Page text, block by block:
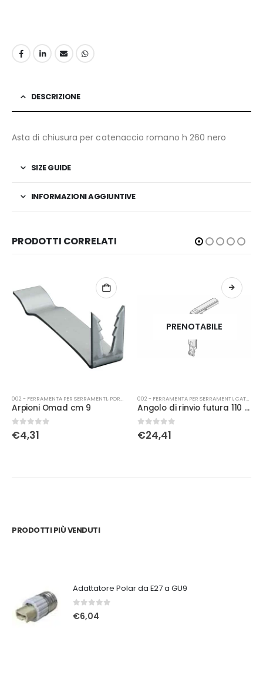
DESCRIZIONE
Asta di chiusura per catenaccio romano h 260 nero
SIZE GUIDE
INFORMAZIONI AGGIUNTIVE
PRODOTTI CORRELATI
002 - FERRAMENTA PER SERRAMENTI, PORTE
Arpioni Omad cm 9
0Su 5
€4,31
PRENOTABILE
002 - FERRAMENTA PER SERRAMENTI,CATENACCI
Angolo di rinvio futura 110 r 40 4017k
0Su 5
€24,41
PRODOTTI PIÙ VENDUTI
Adattatore Polar da E27 a GU9
0Su 5
€6,04